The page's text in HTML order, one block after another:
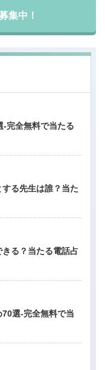
集中！
-完全無料で当たる
する先生は誰？当た
る？当たる電話占
選-完全無料で当